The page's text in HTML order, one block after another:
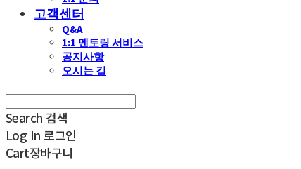
고객센터
Q&A
1:1 멘토링 서비스
공지사항
오시는 길
Search 검색
Log In 로그인
Cart장바구니